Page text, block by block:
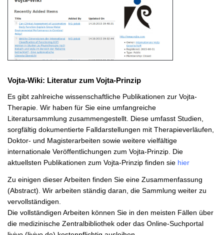
Vojta-Wiki: Literatur zum Vojta-Prinzip
Es gibt zahlreiche wissenschaftliche Publikationen zur Vojta-
Therapie. Wir haben für Sie eine umfangreiche
Literatursammlung zusammengestellt. Diese umfasst Studien,
sorgfältig dokumentierte Falldarstellungen mit Therapieverläufen,
Doktor- und Magisterarbeiten sowie weitere vielfältige
internationale Veröffentlichungen zum Vojta-Prinzip. Die
aktuellsten Publikationen zum Vojta-Prinzip finden sie hier
Zu einigen dieser Arbeiten finden Sie eine Zusammenfassung
(Abstract). Wir arbeiten ständig daran, die Sammlung weiter zu
vervollständigen.
Die vollständigen Arbeiten können Sie in den meisten Fällen über
die medizinische Zentralbibliothek oder das Online-Suchportal